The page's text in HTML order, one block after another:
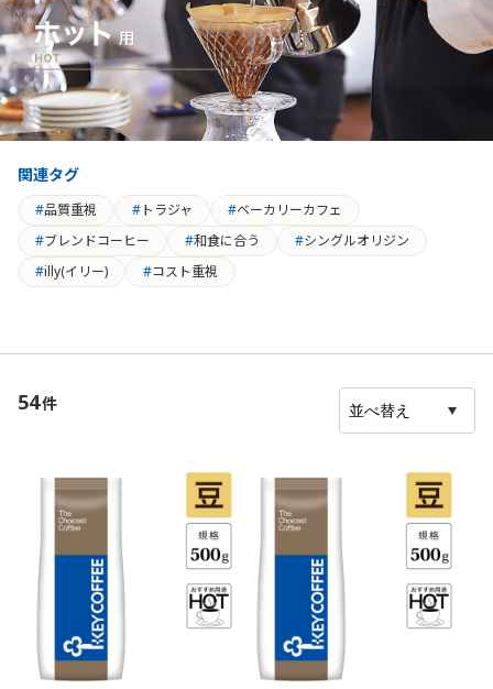
関連タグ
品質重視 トラジャ
ベーカリーカフェ
ブレンドコーヒー
和食に合う
シングルオリジン
illy(イリー)
コスト重視
54件